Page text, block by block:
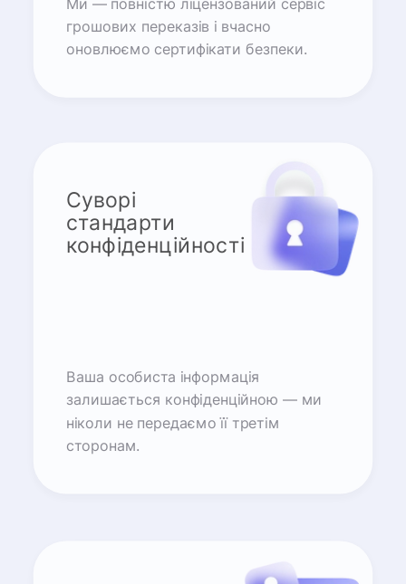
Ми — повністю ліцензований сервіс
грошових переказів і вчасно
оновлюємо сертифікати безпеки.
Суворі
стандарти
конфіденційності
Ваша особиста інформація
залишається конфіденційною — ми
ніколи не передаємо її третім
сторонам.